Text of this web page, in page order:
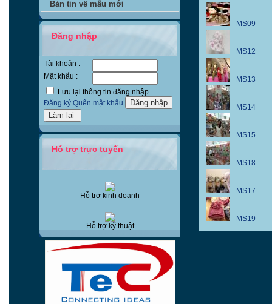
Bản tin về mẫu mới
Đăng nhập
Tài khoản :
Mật khẩu :
Lưu lại thông tin đăng nhập
Đăng ký Quên mật khẩu
Hỗ trợ trực tuyến
Hỗ trợ kinh doanh
Hỗ trợ kỹ thuật
MS09
MS12
MS13
MS14
MS15
MS18
MS17
MS19